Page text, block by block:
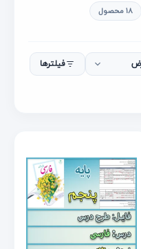
۱۸ محصول
فیلترها